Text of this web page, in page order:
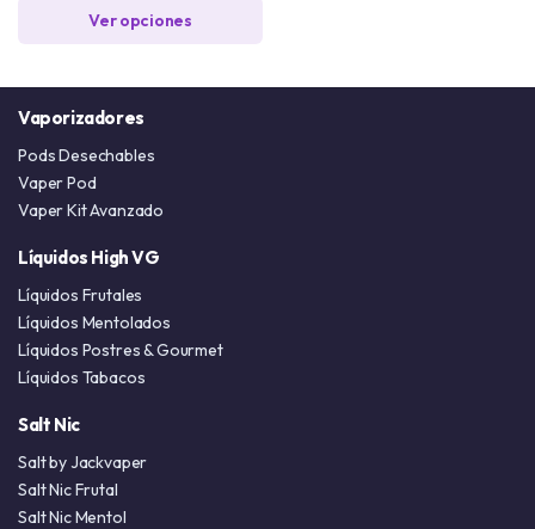
Ver opciones
Vaporizadores
Pods Desechables
Vaper Pod
Vaper Kit Avanzado
Líquidos High VG
Líquidos Frutales
Líquidos Mentolados
Líquidos Postres & Gourmet
Líquidos Tabacos
Salt Nic
Salt by Jackvaper
Salt Nic Frutal
Salt Nic Mentol